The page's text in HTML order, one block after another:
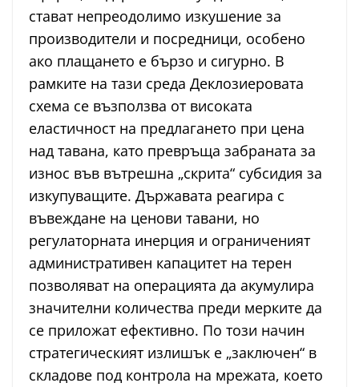
стават непреодолимо изкушение за
производители и посредници, особено
ако плащането е бързо и сигурно. В
рамките на тази среда Деклозиеровата
схема се възползва от високата
еластичност на предлагането при цена
над тавана, като превръща забраната за
износ във вътрешна „скрита“ субсидия за
изкупуващите. Държавата реагира с
въвеждане на ценови тавани, но
регулаторната инерция и ограниченият
административен капацитет на терен
позволяват на операцията да акумулира
значителни количества преди мерките да
се приложат ефективно. По този начин
стратегическият излишък е „заключен“ в
складове под контрола на мрежата, което